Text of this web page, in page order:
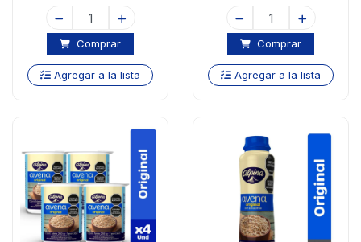
Comprar
Agregar a la lista
Comprar
Agregar a la lista